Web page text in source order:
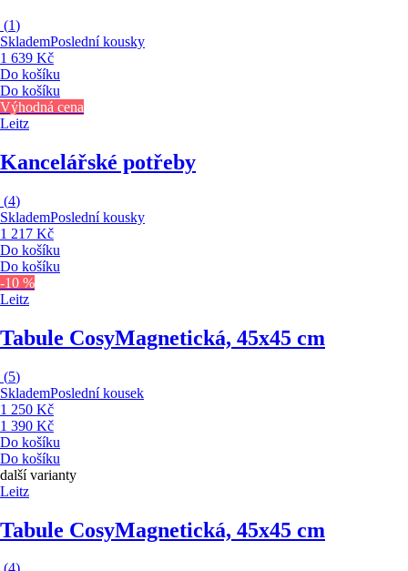
(1)
SklademPoslední kousky
1 639 Kč
Do košíku
Do košíku
Výhodná cena
Leitz
Kancelářské potřeby
(4)
SklademPoslední kousky
1 217 Kč
Do košíku
Do košíku
-10 %
Leitz
Tabule CosyMagnetická, 45x45 cm
(5)
SklademPoslední kousek
1 250 Kč
1 390 Kč
Do košíku
Do košíku
další varianty
Leitz
Tabule CosyMagnetická, 45x45 cm